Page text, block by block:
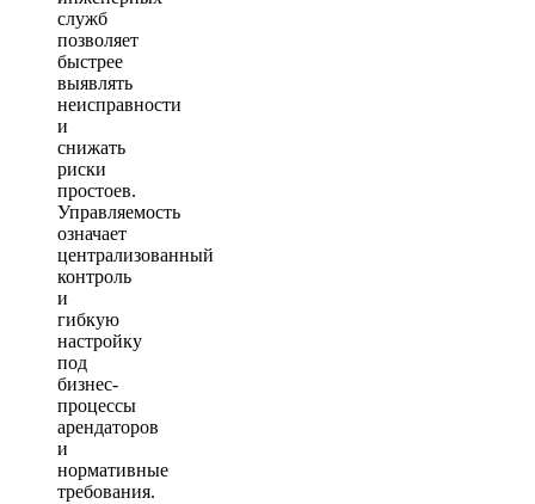
служб
позволяет
быстрее
выявлять
неисправности
и
снижать
риски
простоев.
Управляемость
означает
централизованный
контроль
и
гибкую
настройку
под
бизнес-
процессы
арендаторов
и
нормативные
требования.